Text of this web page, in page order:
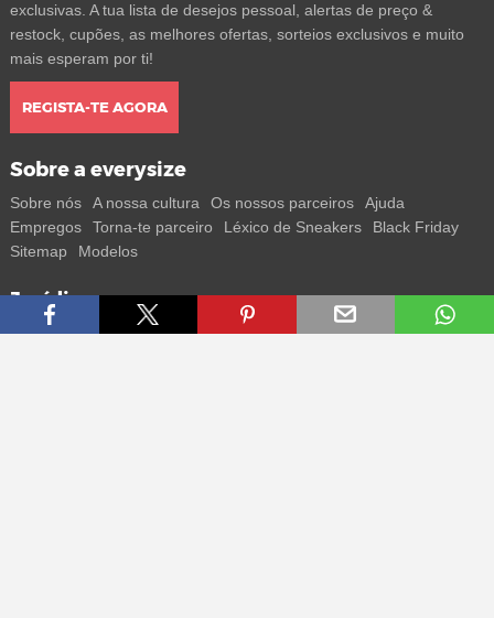
exclusivas. A tua lista de desejos pessoal, alertas de preço &
restock, cupões, as melhores ofertas, sorteios exclusivos e muito
mais esperam por ti!
REGISTA-TE AGORA
Sobre a everysize
Sobre nós A nossa cultura Os nossos parceiros
Ajuda
Empregos
Torna-te parceiro Léxico de Sneakers
Black Friday
Sitemap
Modelos
Jurídico
Termos Privacidade Impressum Contacto